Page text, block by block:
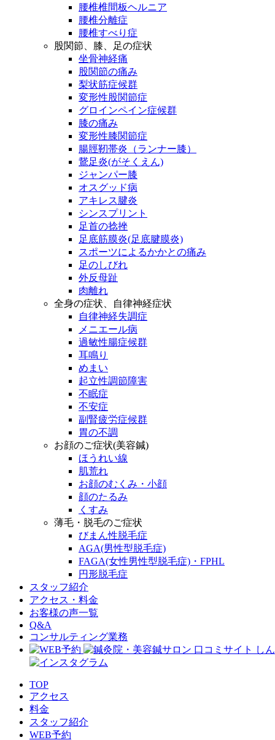
腰椎椎間板ヘルニア
腰椎分離症
腰椎すべり症
股関節、膝、足の症状
坐骨神経痛
股関節の痛み
梨状筋症候群
変形性股関節症
グロインペイン症候群
膝の痛み
変形性膝関節症
腸脛靭帯炎（ランナー膝）
鵞足炎(がそくえん)
ジャンパー膝
オスグッド病
アキレス腱炎
シンスプリント
足首の捻挫
足底筋膜炎(足底腱膜炎)
スポーツによるかかとの痛み
足のしびれ
外反母趾
肉離れ
全身の症状、自律神経症状
自律神経失調症
メニエール病
過敏性腸症候群
耳鳴り
めまい
起立性調節障害
不眠症
不安症
副腎疲労症候群
胃の不調
お顔のご症状(美容鍼)
ほうれい線
肌荒れ
お顔のむくみ・小顔
顔のたるみ
くすみ
薄毛・脱毛のご症状
びまん性脱毛症
AGA(男性型脱毛症)
FAGA(女性男性型脱毛症)・FPHL
円形脱毛症
スタッフ紹介
アクセス・料金
お客様の声一覧
Q&A
コンサルティング業務
TOP
アクセス
料金
スタッフ紹介
WEB予約